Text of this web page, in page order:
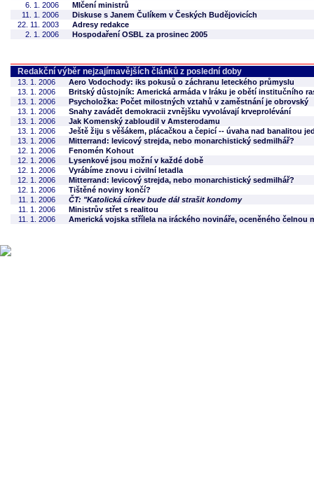
6. 1. 2006
Mlčení ministrů
11. 1. 2006
Diskuse s Janem Čulíkem v Českých Budějovicích
22. 11. 2003
Adresy redakce
2. 1. 2006
Hospodaření OSBL za prosinec 2005
Redakční výběr nejzajímavějších článků z poslední doby
13. 1. 2006
Aero Vodochody: iks pokusů o záchranu leteckého průmyslu
13. 1. 2006
Britský důstojník: Americká armáda v Iráku je obětí institučního
13. 1. 2006
Psycholožka: Počet milostných vztahů v zaměstnání je obrovský
13. 1. 2006
Snahy zavádět demokracii zvnějšku vyvolávají krveprolévání
13. 1. 2006
Jak Komenský zabloudil v Amsterodamu
13. 1. 2006
Ještě žiju s věšákem, plácačkou a čepicí -- úvaha nad banalitou
13. 1. 2006
Mitterrand: levicový strejda, nebo monarchistický sedmilhář?
12. 1. 2006
Fenomén Kohout
12. 1. 2006
Lysenkové jsou možní v každé době
12. 1. 2006
Vyrábíme znovu i civilní letadla
12. 1. 2006
Mitterrand: levicový strejda, nebo monarchistický sedmilhář?
12. 1. 2006
Tištěné noviny končí?
11. 1. 2006
ČT: "Katolická církev bude dál strašit kondomy
11. 1. 2006
Ministrův střet s realitou
11. 1. 2006
Americká vojska střílela na iráckého novináře, oceněného čelnou